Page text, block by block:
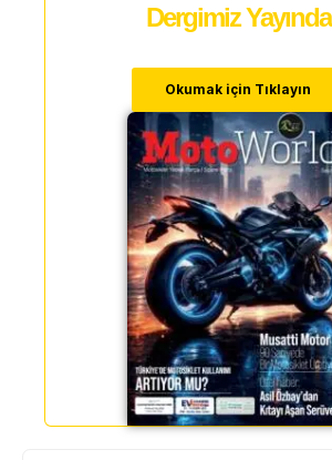
Dergimiz Yayında
Okumak için Tıklayın